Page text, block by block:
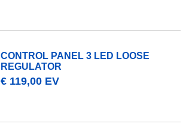
CONTROL PANEL 3 LED LOOSE
REGULATOR
€ 119,00 EV